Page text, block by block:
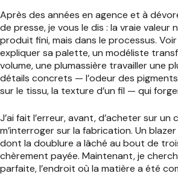
Après des années en agence et à
de presse, je vous le dis : la vraie valeur
produit fini, mais dans le processus.
expliquer sa palette, un modéliste
volume, une plumassière travailler une
détails concrets — l’odeur des
sur le tissu, la texture d’un fil — qui
J’ai fait l’erreur, avant, d’acheter sur
m’interroger sur la fabrication. Un
dont la doublure a lâché au bout de
chèrement payée. Maintenant, je
parfaite, l’endroit où la matière a été